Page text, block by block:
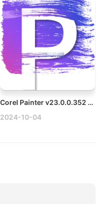
Corel Painter v23.0.0.352 Mac专业数字绘画软件破解版
2024-10-04